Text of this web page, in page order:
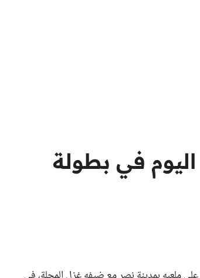
اليوم في بطولة